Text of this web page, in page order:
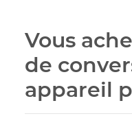
Vous
de
appareil